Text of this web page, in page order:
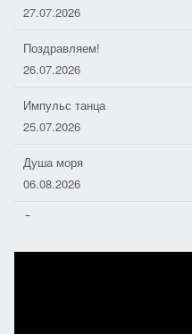
27.07.2026
Поздравляем!
26.07.2026
Импульс танца
25.07.2026
Душа моря
06.08.2026
Дорожные следопыты